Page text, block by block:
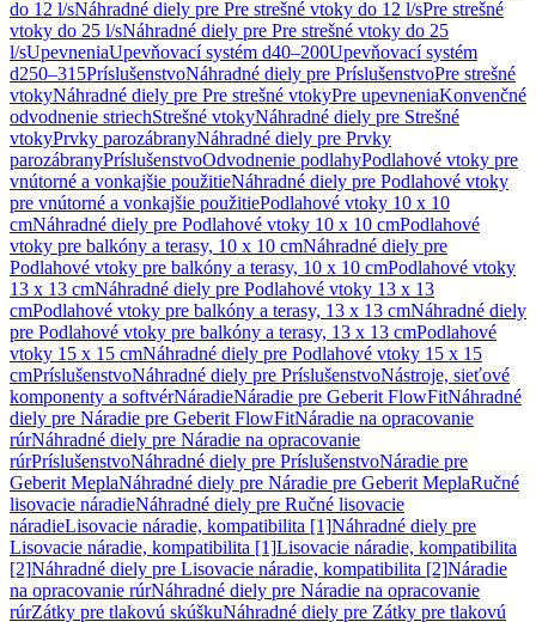
do 12 l/sNáhradné diely pre Pre strešné vtoky do 12 l/sPre strešné
vtoky do 25 l/sNáhradné diely pre Pre strešné vtoky do 25
l/sUpevneniaUpevňovací systém d40–200Upevňovací systém
d250–315PríslušenstvoNáhradné diely pre PríslušenstvoPre strešné
vtokyNáhradné diely pre Pre strešné vtokyPre upevneniaKonvenčné
odvodnenie striechStrešné vtokyNáhradné diely pre Strešné
vtokyPrvky parozábranyNáhradné diely pre Prvky
parozábranyPríslušenstvoOdvodnenie podlahyPodlahové vtoky pre
vnútorné a vonkajšie použitieNáhradné diely pre Podlahové vtoky
pre vnútorné a vonkajšie použitiePodlahové vtoky 10 x 10
cmNáhradné diely pre Podlahové vtoky 10 x 10 cmPodlahové
vtoky pre balkóny a terasy, 10 x 10 cmNáhradné diely pre
Podlahové vtoky pre balkóny a terasy, 10 x 10 cmPodlahové vtoky
13 x 13 cmNáhradné diely pre Podlahové vtoky 13 x 13
cmPodlahové vtoky pre balkóny a terasy, 13 x 13 cmNáhradné diely
pre Podlahové vtoky pre balkóny a terasy, 13 x 13 cmPodlahové
vtoky 15 x 15 cmNáhradné diely pre Podlahové vtoky 15 x 15
cmPríslušenstvoNáhradné diely pre PríslušenstvoNástroje, sieťové
komponenty a softvérNáradieNáradie pre Geberit FlowFitNáhradné
diely pre Náradie pre Geberit FlowFitNáradie na opracovanie
rúrNáhradné diely pre Náradie na opracovanie
rúrPríslušenstvoNáhradné diely pre PríslušenstvoNáradie pre
Geberit MeplaNáhradné diely pre Náradie pre Geberit MeplaRučné
lisovacie náradieNáhradné diely pre Ručné lisovacie
náradieLisovacie náradie, kompatibilita [1]Náhradné diely pre
Lisovacie náradie, kompatibilita [1]Lisovacie náradie, kompatibilita
[2]Náhradné diely pre Lisovacie náradie, kompatibilita [2]Náradie
na opracovanie rúrNáhradné diely pre Náradie na opracovanie
rúrZátky pre tlakovú skúškuNáhradné diely pre Zátky pre tlakovú